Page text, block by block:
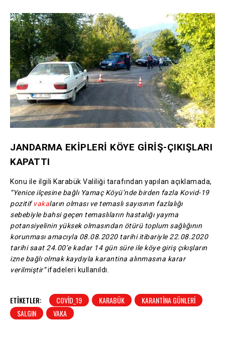
JANDARMA EKİPLERİ KÖYE GİRİŞ-ÇIKIŞLARI
KAPATTI
Konu ile ilgili Karabük Valiliği tarafından yapılan açıklamada,
“Yenice ilçesine bağlı Yamaç Köyü’nde birden fazla Kovid-19
pozitifvakaların olması ve temaslı sayısının fazlalığı
sebebiyle bahsi geçen temaslıların hastalığı yayma
potansiyelinin yüksek olmasından ötürü toplum sağlığının
korunması amacıyla 08.08.2020 tarihi itibariyle 22.08.2020
tarihi saat 24.00’e kadar 14 gün süre ile köye giriş çıkışların
izne bağlı olmak kaydıyla karantina alınmasına karar
verilmiştir”ifadeleri kullanıldı.
ETIKETLER: COVID_19 KARABÜK
KARANTINA GÜNLERI
SALGIN
VAKA